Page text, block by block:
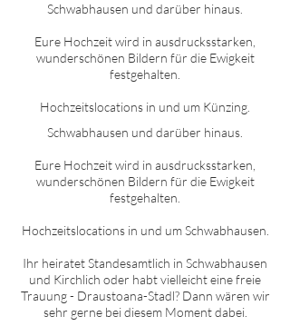
Schwabhausen und darüber hinaus.
Eure Hochzeit wird in ausdrucksstarken,
wunderschönen Bildern für die Ewigkeit
festgehalten.
Hochzeitslocations in und um Künzing.
Schwabhausen und darüber hinaus.
Eure Hochzeit wird in ausdrucksstarken,
wunderschönen Bildern für die Ewigkeit
festgehalten.
Hochzeitslocations in und umSchwabhausen
Ihr heiratet Standesamtlich in Schwabhausen
und Kirchlich oder habt vielleicht eine freie
Trauung - Draustoana-Stadl? Dann wären wir
sehr gerne bei diesem Moment dabei.